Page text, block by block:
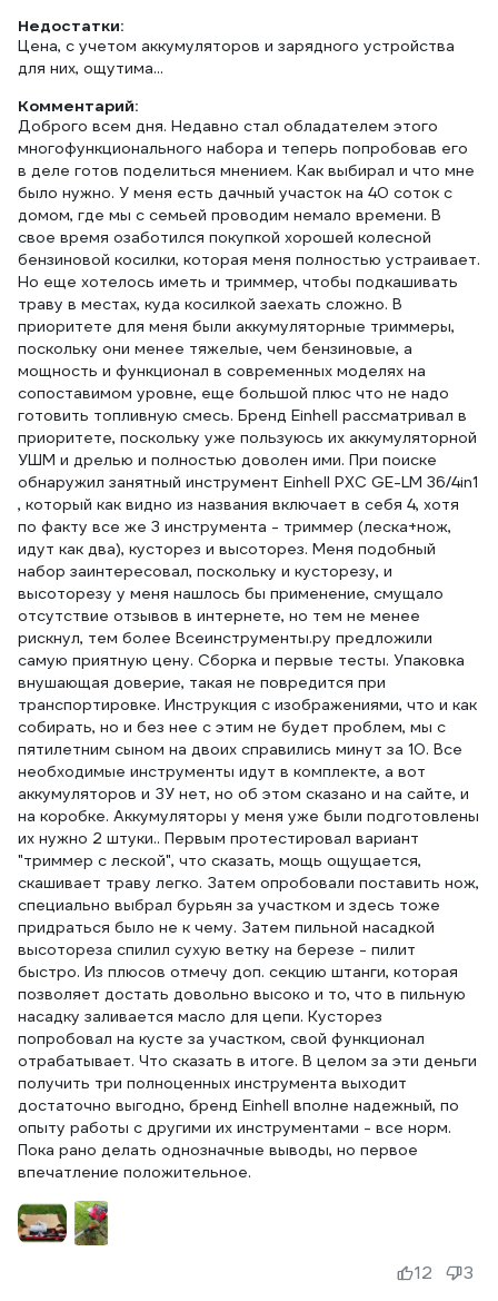
Недостатки:
Цена, с учетом аккумуляторов и зарядного устройства
для них, ощутима...
Комментарий:
Доброго всем дня. Недавно стал обладателем этого
многофункционального набора и теперь попробовав его
в деле готов поделиться мнением. Как выбирал и что мне
было нужно. У меня есть дачный участок на 40 соток с
домом, где мы с семьей проводим немало времени. В
свое время озаботился покупкой хорошей колесной
бензиновой косилки, которая меня полностью устраивает.
Но еще хотелось иметь и триммер, чтобы подкашивать
траву в местах, куда косилкой заехать сложно. В
приоритете для меня были аккумуляторные триммеры,
поскольку они менее тяжелые, чем бензиновые, а
мощность и функционал в современных моделях на
сопоставимом уровне, еще большой плюс что не надо
готовить топливную смесь. Бренд Einhell рассматривал в
приоритете, поскольку уже пользуюсь их аккумуляторной
УШМ и дрелью и полностью доволен ими. При поиске
обнаружил занятный инструмент Einhell PXC GE-LM 36/4in1
, который как видно из названия включает в себя 4, хотя
по факту все же 3 инструмента - триммер (леска+нож,
идут как два), кусторез и высоторез. Меня подобный
набор заинтересовал, поскольку и кусторезу, и
высоторезу у меня нашлось бы применение, смущало
отсутствие отзывов в интернете, но тем не менее
рискнул, тем более Всеинструменты.ру предложили
самую приятную цену. Сборка и первые тесты. Упаковка
внушающая доверие, такая не повредится при
транспортировке. Инструкция с изображениями, что и как
собирать, но и без нее с этим не будет проблем, мы с
пятилетним сыном на двоих справились минут за 10. Все
необходимые инструменты идут в комплекте, а вот
аккумуляторов и ЗУ нет, но об этом сказано и на сайте, и
на коробке. Аккумуляторы у меня уже были подготовлены
их нужно 2 штуки.. Первым протестировал вариант
"триммер с леской", что сказать, мощь ощущается,
скашивает траву легко. Затем опробовали поставить нож,
специально выбрал бурьян за участком и здесь тоже
придраться было не к чему. Затем пильной насадкой
высотореза спилил сухую ветку на березе - пилит
быстро. Из плюсов отмечу доп. секцию штанги, которая
позволяет достать довольно высоко и то, что в пильную
насадку заливается масло для цепи. Кусторез
попробовал на кусте за участком, свой функционал
отрабатывает. Что сказать в итоге. В целом за эти деньги
получить три полноценных инструмента выходит
достаточно выгодно, бренд Einhell вполне надежный, по
опыту работы с другими их инструментами - все норм.
Пока рано делать однозначные выводы, но первое
впечатление положительное.
12 3